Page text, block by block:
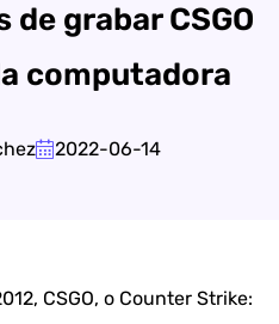
grabar CSGO
computadora
2022-06-14
CSGO, o Counter Strike: